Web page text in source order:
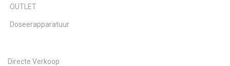
OUTLET
Doseerapparatuur
Directe Verkoop